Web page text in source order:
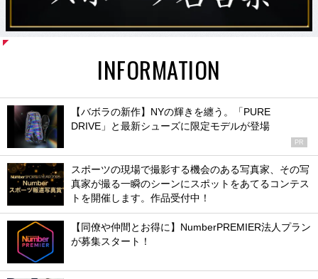
INFORMATION
【バボラの新作】NYの輝きを纏う。「PURE
DRIVE」と最新シューズに限定モデルが登場
PR
スポーツの現場で撮影する機会のある写真家、その写
真家が撮る一瞬のシーンにスポットをあてるコンテス
トを開催します。作品受付中！
【同僚や仲間とお得に】NumberPREMIER法人プラン
が募集スタート！